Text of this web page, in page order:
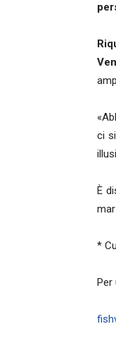
ci
È
*